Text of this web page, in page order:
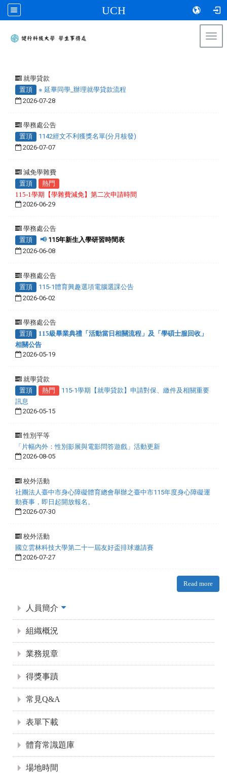
UCH
就學貸款
置頂
※ 延畢同學_辦理就學貸款流程
2026-07-28
學務處公告
置頂
1142經文不利獲獎名單(分月核發)
2026-07-07
減免學雜費
置頂
熱門
115-1學期【學雜費減免】第二次申請時間
2026-06-29
學務處公告
置頂
📢115年新生入學研習時間表
2026-06-08
學務處公告
置頂
115-1體育興趣選項電腦選課公告
2026-06-02
學務處公告
置頂
115級畢業典禮「活動當日相關流程」及「學碩士服回收」
相關公告
2026-05-19
就學貸款
置頂
熱門
115-1學期【就學貸款】申請對保、繳件及相關重要
訊息
2026-05-15
性別平等
「片幅內外：性別影展與電影問答遊戲」活動更新
2026-08-05
校外活動
社團法人臺中市身心障礙體育總會舉辦之臺中市115年度身心障礙運
動賽事，即日起開放報名。
2026-07-30
校外活動
國立雲林科技大學第二十一屆友好盃排球邀請賽
2026-07-27
Read more
人員簡介
組織概況
業務規章
得獎事蹟
常見Q&A
表單下載
體育常識題庫
場地時間